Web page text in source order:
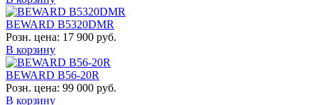
BEWARD B5320DMR
Розн. цена: 17 900 руб.
В корзину
BEWARD B56-20R
Розн. цена: 99 000 руб.
В корзину